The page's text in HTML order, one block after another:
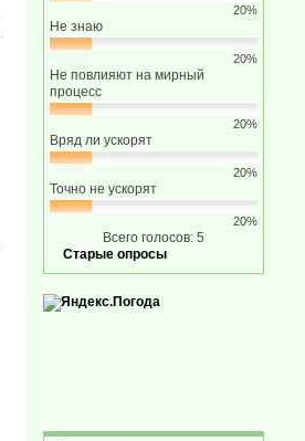
20%
Не знаю
20%
Не повлияют на мирный
процесс
20%
Вряд ли ускорят
20%
Точно не ускорят
20%
Всего голосов: 5
Старые опросы